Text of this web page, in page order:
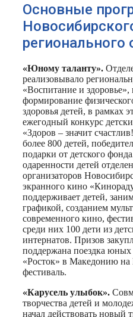
Основные
регионального
«Юному таланту».
реализовывало
«Воспитание и
формирование
здоровья детей, в рамках
ежегодный конкурс
«Здоров – значит
более 800 детей,
подарки от детского
одаренности детей
организаторов
экранного кино
поддерживает детей,
графикой, созданием
современного кино,
среди них 100 дети из
интернатов. Призов
поддержана поездка юных
«Росток» в Македонию
фестиваль.
«Карусель улыбок».
творчества детей и
начал действовать новый